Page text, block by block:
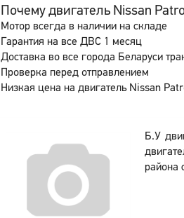
Почему двигатель Nissan
Мотор всегда в наличии на складе
Гарантия на все ДВС 1 месяц
Доставка во все города Беларуси
Проверка перед отправлением
Низкая цена на двигатель Nissan
Б.У
района